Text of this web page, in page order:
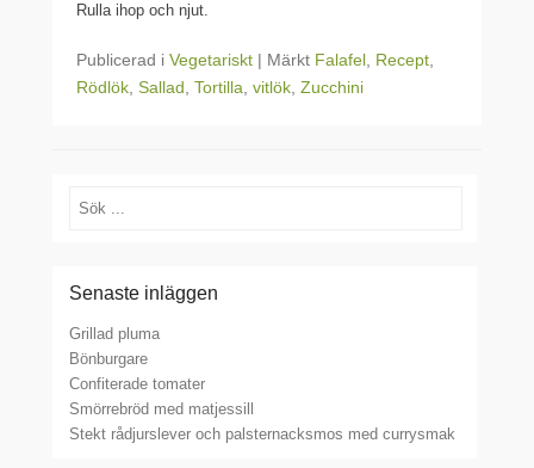
Rulla ihop och njut.
Publicerad i Vegetariskt | Märkt Falafel Recept
Rödlök Sallad Tortilla vitlök Zucchini
Sök
Senaste inläggen
Grillad pluma
Bönburgare
Confiterade tomater
Smörrebröd med matjessill
Stekt rådjurslever och palsternacksmos med currysmak